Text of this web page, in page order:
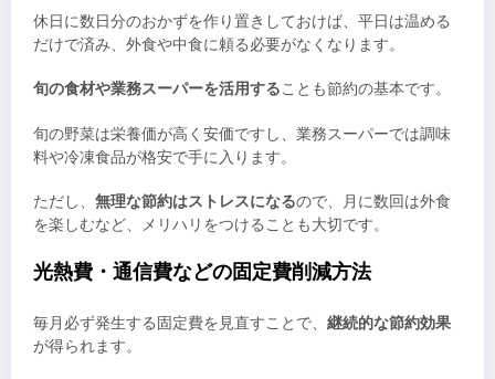
休日に数日分のおかずを作り置きしておけば、平日は温める
だけで済み、外食や中食に頼る必要がなくなります。
旬の食材や業務スーパーを活用することも節約の基本です。
旬の野菜は栄養価が高く安価ですし、業務スーパーでは調味
料や冷凍食品が格安で手に入ります。
ただし、 無理な節約はストレスになるので、月に数回は外食
を楽しむなど、メリハリをつけることも大切です。
光熱費・通信費などの固定費削減方法
毎月必ず発生する固定費を見直すことで、 継続的な節約効果
が得られます。